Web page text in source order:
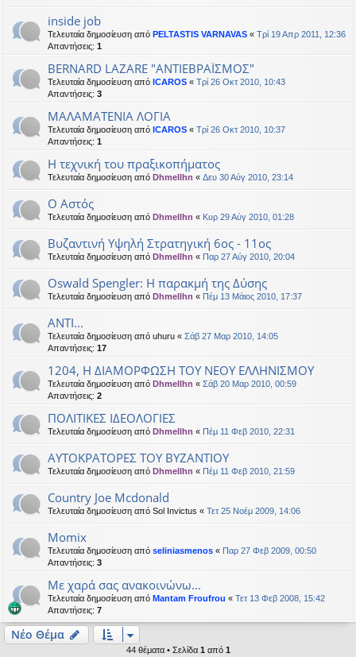
inside job
Τελευταία δημοσίευση από PELTASTIS VARNAVAS « Τρί 19 Απρ 2011, 12:36
Απαντήσεις: 1
BERNARD LAZARE "ΑΝΤΙΕΒΡΑΪΣΜΟΣ"
Τελευταία δημοσίευση από ICAROS « Τρί 26 Οκτ 2010, 10:43
Απαντήσεις: 3
ΜΑΛΑΜΑΤΕΝΙΑ ΛΟΓΙΑ
Τελευταία δημοσίευση από ICAROS « Τρί 26 Οκτ 2010, 10:37
Απαντήσεις: 1
Η τεχνική του πραξικοπήματος
Τελευταία δημοσίευση από Dhmellhn « Δευ 30 Αύγ 2010, 23:14
Ο Αστός
Τελευταία δημοσίευση από Dhmellhn « Κυρ 29 Αύγ 2010, 01:28
Βυζαντινή Υψηλή Στρατηγική 6ος - 11ος
Τελευταία δημοσίευση από Dhmellhn « Παρ 27 Αύγ 2010, 20:04
Oswald Spengler: Η παρακμή της Δύσης
Τελευταία δημοσίευση από Dhmellhn « Πέμ 13 Μάιος 2010, 17:37
ANTI...
Τελευταία δημοσίευση από uhuru « Σάβ 27 Μαρ 2010, 14:05
Απαντήσεις: 17
1204, Η ΔΙΑΜΟΡΦΩΣΗ ΤΟΥ ΝΕΟΥ ΕΛΛΗΝΙΣΜΟΥ
Τελευταία δημοσίευση από Dhmellhn « Σάβ 20 Μαρ 2010, 00:59
Απαντήσεις: 2
ΠΟΛΙΤΙΚΕΣ ΙΔΕΟΛΟΓΙΕΣ
Τελευταία δημοσίευση από Dhmellhn « Πέμ 11 Φεβ 2010, 22:31
ΑΥΤΟΚΡΑΤΟΡΕΣ ΤΟΥ ΒΥΖΑΝΤΙΟΥ
Τελευταία δημοσίευση από Dhmellhn « Πέμ 11 Φεβ 2010, 21:59
Country Joe Mcdonald
Τελευταία δημοσίευση από Sol Invictus « Τετ 25 Νοέμ 2009, 14:06
Momix
Τελευταία δημοσίευση από seliniasmenos « Παρ 27 Φεβ 2009, 00:50
Απαντήσεις: 3
Mε χαρά σας ανακοινώνω...
Τελευταία δημοσίευση από Mantam Froufrou « Τετ 13 Φεβ 2008, 15:42
Απαντήσεις: 7
Νέο Θέμα
44 θέματα • Σελίδα 1 από 1